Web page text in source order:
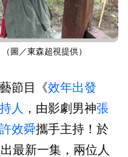
圖／東森超視提供）
節目《效年出發
人 ，由影劇男神張
許效舜攜手主持！於
最新一集，兩位人